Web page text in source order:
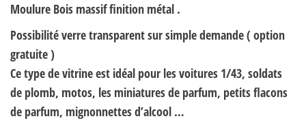
Moulure Bois massif finition métal .
Possibilité verre transparent sur simple demande ( option
gratuite )
Ce type de vitrine est idéal pour les voitures 1/43, soldats
de plomb, motos, les miniatures de parfum, petits flacons
de parfum, mignonnettes d’alcool …